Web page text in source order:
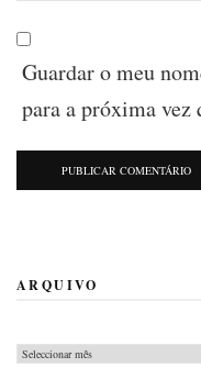
Guardar o meu
para a próxima vez
ARQUIVO
Arquivo